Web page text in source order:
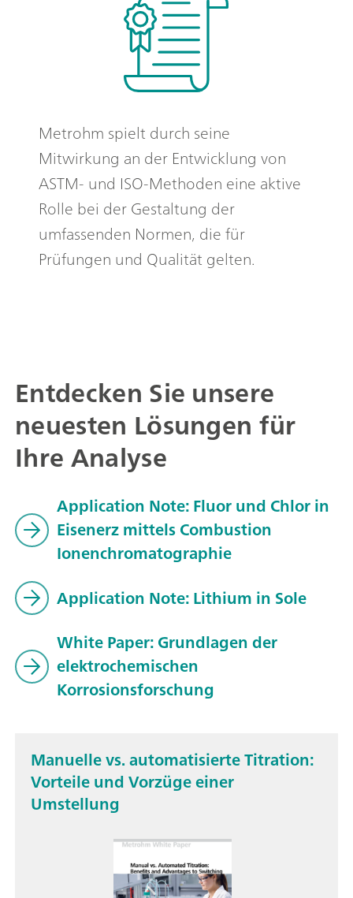
Metrohm spielt durch seine
Mitwirkung an der Entwicklung von
ASTM- und ISO-Methoden eine aktive
Rolle bei der Gestaltung der
umfassenden Normen, die für
Prüfungen und Qualität gelten.
Entdecken Sie unsere
neuesten Lösungen für
Ihre Analyse
Application Note: Fluor und Chlor in
Eisenerz mittels Combustion
Ionenchromatographie
Application Note: Lithium in Sole
White Paper: Grundlagen der
elektrochemischen
Korrosionsforschung
Manuelle vs. automatisierte Titration:
Vorteile und Vorzüge einer
Umstellung